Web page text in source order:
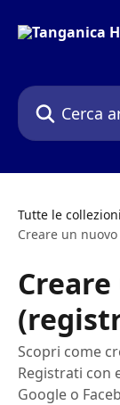
Cerca articoli…
Tutte le collezioni
Creare un
Scopri come
Registrati con
Google o